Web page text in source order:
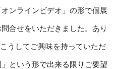
ンラインビデオ」の形で個展
合せをいただきました。あり
うしてご興味を持っていただ
という形で出来る限りご要望